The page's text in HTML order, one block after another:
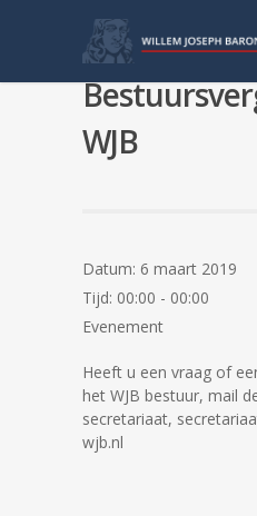
Dagelijks
WJB
Datum: 6 maart 2019
Tijd: 00:00 - 00:00
Evenement
Heeft u een vraag of
het WJB bestuur, mail
secretariaat,
wjb.nl